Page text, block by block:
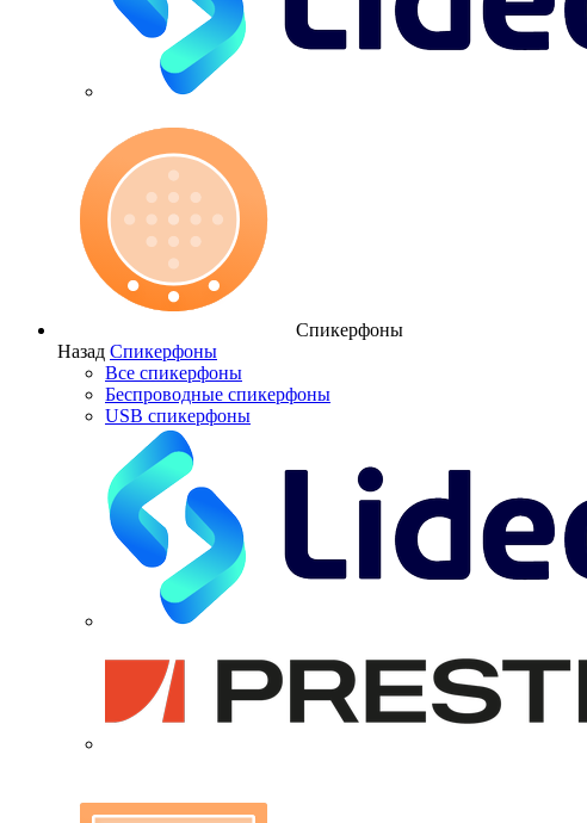
Спикерфоны
Назад Спикерфоны
Все спикерфоны
Беспроводные спикерфоны
USB спикерфоны